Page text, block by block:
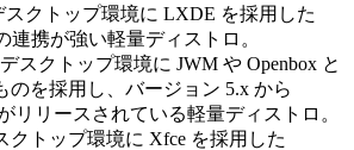
スクトップ環境に LXDE を採用した
連携が強い軽量ディストロ。
スクトップ環境に JWM や Openbox と
のを採用し、バージョン 5.x から
リリースされている軽量ディストロ。
クトップ環境に Xfce を採用した